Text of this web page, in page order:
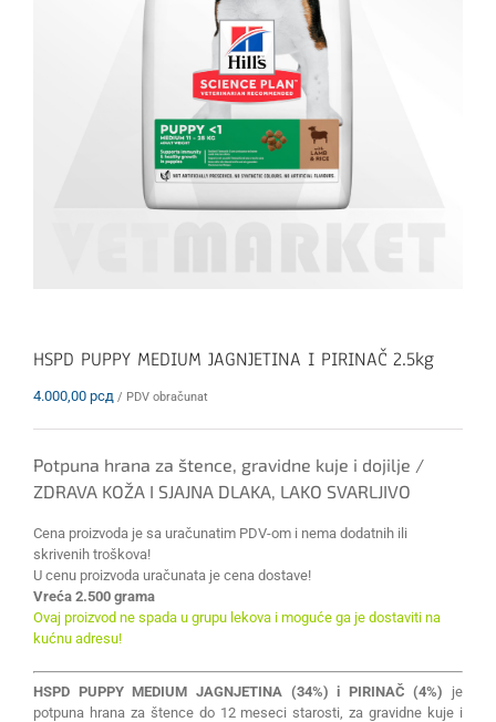
HSPD PUPPY MEDIUM JAGNJETINA I PIRINAČ 2.5kg
4.000,00 рсд / PDV obračunat
Potpuna hrana za štence, gravidne kuje i dojilje /
ZDRAVA KOŽA I SJAJNA DLAKA, LAKO SVARLJIVO
Cena proizvoda je sa uračunatim PDV-om i nema dodatnih ili
skrivenih troškova!
U cenu proizvoda uračunata je cena dostave!
Vreća 2.500 grama
Ovaj proizvod ne spada u grupu lekova i moguće ga je dostaviti na
kućnu adresu!
HSPD PUPPY MEDIUM JAGNJETINA (34%) i PIRINAČ (4%) je
potpuna hrana za štence do 12 meseci starosti, za gravidne kuje i